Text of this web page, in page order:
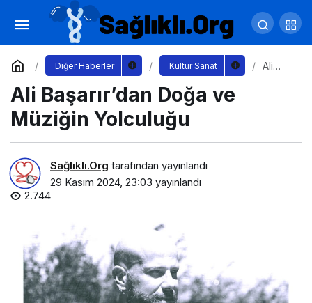
Diğer Haberler Kültür Sanat
Ali
Ali Başarır’dan Doğa ve
Müziğin Yolculuğu
Sağlıklı.Org tarafından yayınlandı
29 Kasım 2024, 23:03 yayınlandı
2.744
Ali Başarır’dan Doğa ve Müziğin Yolculuğu
Yorum Yap